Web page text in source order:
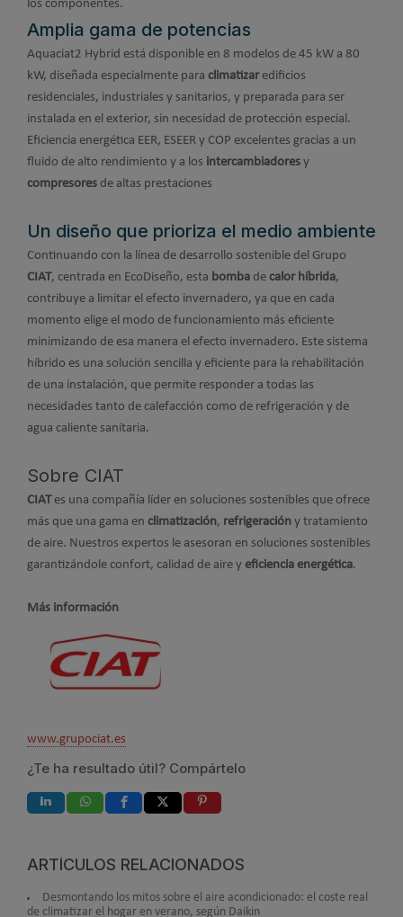
los componentes.
Amplia gama de potencias
Aquaciat2 Hybrid está disponible en 8 modelos de 45 kW a 80
kW, diseñada especialmente para climatizar edificios
residenciales, industriales y sanitarios, y preparada para ser
instalada en el exterior, sin necesidad de protección especial.
Eficiencia energética EER, ESEER y COP excelentes gracias a un
fluido de alto rendimiento y a los intercambiadores y
compresores de altas prestaciones
Un diseño que prioriza el medio ambiente
Continuando con la línea de desarrollo sostenible del Grupo
CIAT, centrada en EcoDiseño, esta bomba de calor híbrida,
contribuye a limitar el efecto invernadero, ya que en cada
momento elige el modo de funcionamiento más eficiente
minimizando de esa manera el efecto invernadero. Este sistema
híbrido es una solución sencilla y eficiente para la rehabilitación
de una instalación, que permite responder a todas las
necesidades tanto de calefacción como de refrigeración y de
agua caliente sanitaria.
Sobre CIAT
CIAT es una compañía líder en soluciones sostenibles que ofrece
más que una gama en climatización, refrigeración y tratamiento
de aire. Nuestros expertos le asesoran en soluciones sostenibles
garantizándole confort, calidad de aire y eficiencia energética.
Más información
www.grupociat.es
¿Te ha resultado útil? Compártelo
ARTÍCULOS RELACIONADOS
Desmontando los mitos sobre el aire acondicionado: el coste real
de climatizar el hogar en verano, según Daikin